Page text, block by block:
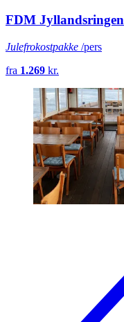
FDM Jyllandsringen
Julefrokostpakke /pers
fra 1.269 kr.